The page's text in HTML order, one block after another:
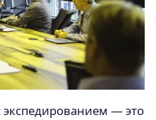
экспедированием — это